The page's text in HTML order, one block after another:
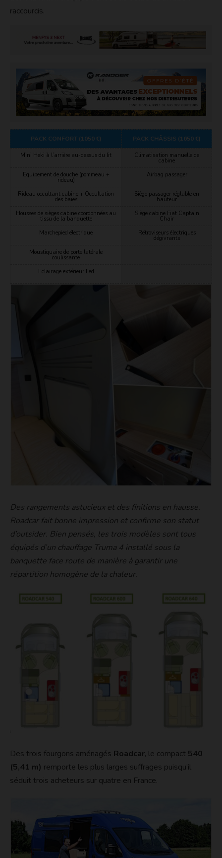
raccourcis.
PACK CONFORT (1050 €) PACK CHÂSSIS (1650 €)
Mini Heki à l’arrière au-dessus du lit Climatisation manuelle de
cabine
Equipement de douche (pommeau +
rideau)
Airbag passager
Rideau occultant cabine + Occultation
des baies
Siège passager réglable en
hauteur
Housses de sièges cabine coordonnées au
tissu de la banquette
Siège cabine Fiat Captain
Chair
Marchepied électrique
Rétroviseurs électriques
dégivrants
Moustiquaire de porte latérale
coulissante
Eclairage extérieur Led
Des rangements astucieux et des finitions en hausse.
Roadcar fait bonne impression et confirme son statut
d’outsider. Bien pensés, les trois modèles sont tous
équipés d’un chauffage Truma 4 installé sous la
banquette face route de manière à garantir une
répartition homogène de la chaleur.
Des trois fourgons aménagés Roadcar, le compact 540
(5,41 m) remporte les plus larges suffrages puisqu’il
séduit trois acheteurs sur quatre en France.